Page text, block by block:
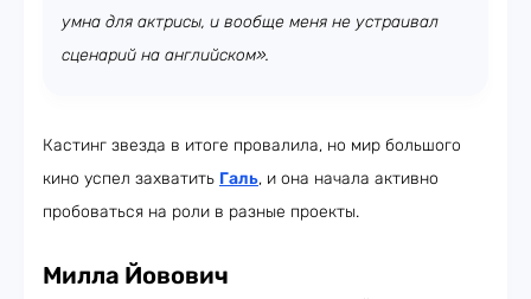
умна для актрисы, и вообще меня не устраивал
сценарий на английском».
Кастинг звезда в итоге провалила, но мир большого
кино успел захватить Галь, и она начала активно
пробоваться на роли в разные проекты.
Милла Йовович